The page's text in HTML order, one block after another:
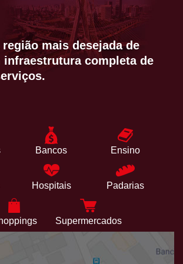
mais desejada de
infraestrutura completa de
Bancos Ensino
Hospitais Padarias
Supermercados